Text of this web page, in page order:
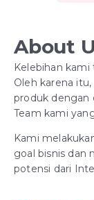
About
Kelebihan kami
Oleh karena
produk dengan
Team kami
Kami
goal bisnis dan
potensi dari